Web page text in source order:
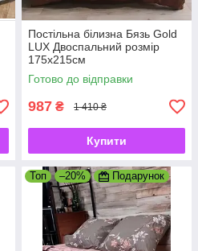
Постільна білизна Бязь Gold
LUX Двоспальний розмір
175х215см
Готово до відправки
987 ₴ 1 410 ₴
Купити
Топ –20% Подарунок